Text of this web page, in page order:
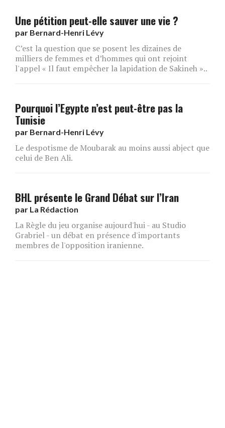
Une pétition peut-elle sauver une vie ?
par Bernard-Henri Lévy
C’est la question que se posent les dizaines de
milliers de femmes et d’hommes qui ont rejoint
l'appel « Il faut empêcher la lapidation de Sakineh »..
Pourquoi l’Egypte n’est peut-être pas la
Tunisie
par Bernard-Henri Lévy
Le despotisme de Moubarak au moins aussi abject que
celui de Ben Ali.
BHL présente le Grand Débat sur l’Iran
par La Rédaction
La Règle du jeu organise aujourd'hui - au Studio
Grabriel - un débat en présence d'importants
membres de l'opposition iranienne.